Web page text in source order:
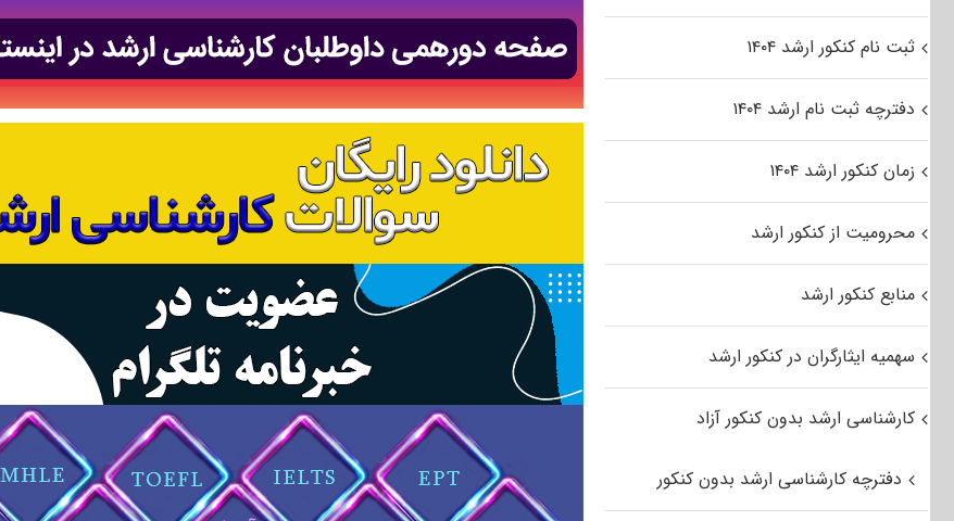
ثبت نام کنکور ارشد ۱۴۰۴
دفترچه ثبت نام ارشد ۱۴۰۴
زمان کنکور ارشد ۱۴۰۴
محرومیت از کنکور ارشد
منابع کنکور ارشد
سهمیه ایثارگران در کنکور ارشد
کارشناسی ارشد بدون کنکور آزاد
دفترچه کارشناسی ارشد بدون کنکور